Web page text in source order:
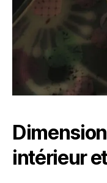
intérieur